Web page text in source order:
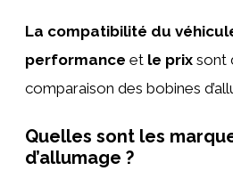
La compatibilité du
performance et le prix sont
comparaison des bobines
Quelles sont les
d’allumage ?